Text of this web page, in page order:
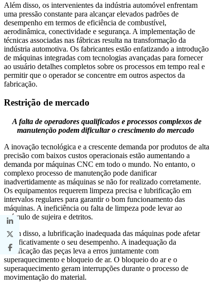
Além disso, os intervenientes da indústria automóvel enfrentam
uma pressão constante para alcançar elevados padrões de
desempenho em termos de eficiência de combustível,
aerodinâmica, conectividade e segurança. A implementação de
técnicas associadas nas fábricas resulta na transformação da
indústria automotiva. Os fabricantes estão enfatizando a introdução
de máquinas integradas com tecnologias avançadas para fornecer
ao usuário detalhes completos sobre os processos em tempo real e
permitir que o operador se concentre em outros aspectos da
fabricação.
Restrição de mercado
A falta de operadores qualificados e processos complexos de
manutenção podem dificultar o crescimento do mercado
A inovação tecnológica e a crescente demanda por produtos de alta
precisão com baixos custos operacionais estão aumentando a
demanda por máquinas CNC em todo o mundo. No entanto, o
complexo processo de manutenção pode danificar
inadvertidamente as máquinas se não for realizado corretamente.
Os equipamentos requerem limpeza precisa e lubrificação em
intervalos regulares para garantir o bom funcionamento das
máquinas. A ineficiência ou falta de limpeza pode levar ao
acúmulo de sujeira e detritos.
Além disso, a lubrificação inadequada das máquinas pode afetar
significativamente o seu desempenho. A inadequação da
lubrificação das peças leva a erros juntamente com
superaquecimento e bloqueio de ar. O bloqueio do ar e o
superaquecimento geram interrupções durante o processo de
movimentação do material.